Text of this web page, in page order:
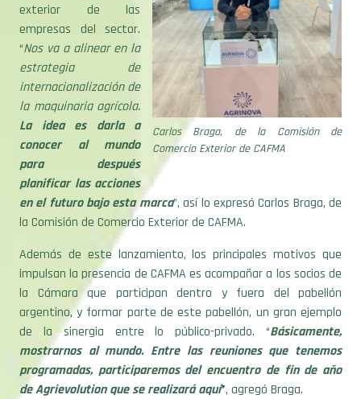
Carlos Braga, de la Comisión de
Comercio Exterior de CAFMA
exterior de las
empresas del sector.
“Nos va a alinear en la
estrategia de
internacionalización de
la maquinaria agrícola.
La idea es darla a
conocer al mundo
para después
planificar las acciones
en el futuro bajo esta marca”, así lo expresó Carlos Braga, de
la Comisión de Comercio Exterior de CAFMA.
Además de este lanzamiento, los principales motivos que
impulsan la presencia de CAFMA es acompañar a los socios de
la Cámara que participan dentro y fuera del pabellón
argentino, y formar parte de este pabellón, un gran ejemplo
de la sinergia entre lo público-privado. “Básicamente,
mostrarnos al mundo. Entre las reuniones que tenemos
programadas, participaremos del encuentro de fin de año
de Agrievolution que se realizará aquí”, agregó Braga.